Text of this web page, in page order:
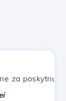
známým.
poskytnutou